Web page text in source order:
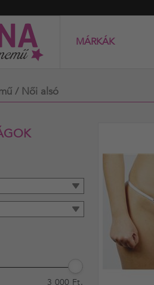
MÁRKÁK
/ Női alsó
3 000 Ft.